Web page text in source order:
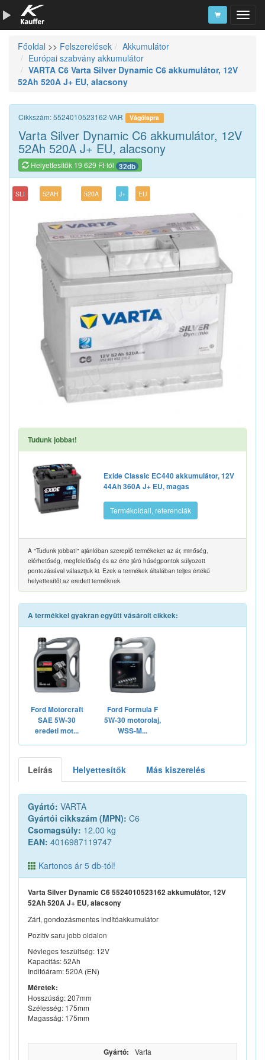
Szerszámkatalógus
Kosár
Főoldal >> Felszerelések
Akkumulátor
Európai szabvány akkumulátor
VARTA C6 Varta Silver Dynamic C6 akkumulátor, 12V
52Ah 520A J+ EU, alacsony
Cikkszám: 5524010523162-VAR Vágólapra
Varta Silver Dynamic C6 akkumulátor, 12V
52Ah 520A J+ EU, alacsony
Helyettesítők 19 629 Ft-tól 32db
SLI 52AH 520A J+ EU
Tudunk jobbat!
Exide Classic EC440 akkumulátor, 12V
44Ah 360A J+ EU, magas
Termékoldall, referenciák
A "Tudunk jobbat!" ajánlóban szereplő termékeket az ár, minőség,
elérhetőség, megfelelőség és az érte járó hűségpontok súlyozott
pontozásával választjuk ki. Ezek a termékek általában teljes értékű
helyettesítői az eredeti terméknek.
A termékkel gyakran együtt vásárolt cikkek:
Ford Motorcraft
SAE 5W-30
eredeti mot...
Ford Formula F
5W-30 motorolaj,
WSS-M...
Leírás Helyettesítők Más kiszerelés
Gyártó: VARTA
Gyártói cikkszám (MPN): C6
Csomagsúly: 12.00 kg
EAN: 4016987119747
Kartonos ár 5 db-tól!
Varta Silver Dynamic C6 5524010523162 akkumulátor, 12V
52Ah 520A J+ EU, alacsony
Zárt, gondozásmentes indítóakkumulátor
Pozitív saru jobb oldalon
Névleges feszültség: 12V
Kapacitás: 52Ah
Inditóáram: 520A (EN)
Méretek:
Hosszúság: 207mm
Szélesség: 175mm
Magasság: 175mm
Gyártó: Varta